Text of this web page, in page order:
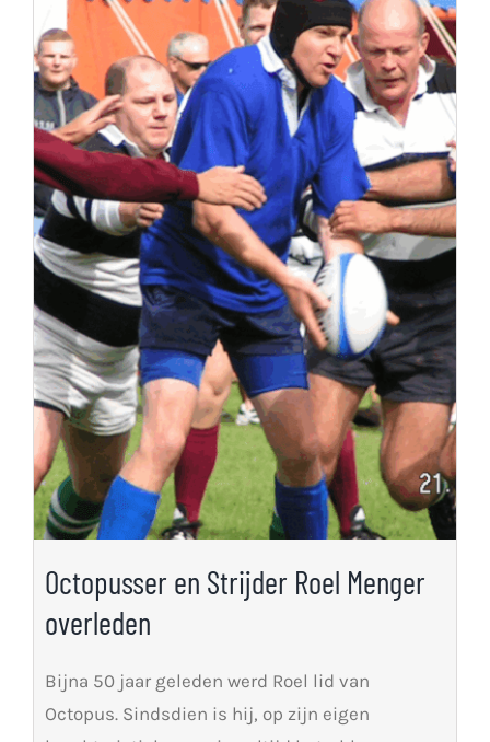
Octopusser en Strijder Roel Menger
overleden
Bijna 50 jaar geleden werd Roel lid van
Octopus. Sindsdien is hij, op zijn eigen